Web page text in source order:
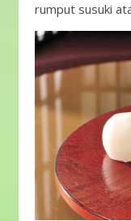
rumput susuki